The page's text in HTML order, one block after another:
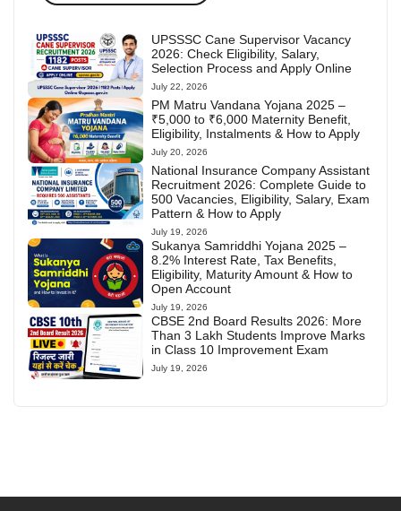
UPSSSC Cane Supervisor Vacancy
2026: Check Eligibility, Salary,
Selection Process and Apply Online
July 22, 2026
PM Matru Vandana Yojana 2025 –
₹5,000 to ₹6,000 Maternity Benefit,
Eligibility, Instalments & How to Apply
July 20, 2026
National Insurance Company Assistant
Recruitment 2026: Complete Guide to
500 Vacancies, Eligibility, Salary, Exam
Pattern & How to Apply
July 19, 2026
Sukanya Samriddhi Yojana 2025 –
8.2% Interest Rate, Tax Benefits,
Eligibility, Maturity Amount & How to
Open Account
July 19, 2026
CBSE 2nd Board Results 2026: More
Than 3 Lakh Students Improve Marks
in Class 10 Improvement Exam
July 19, 2026